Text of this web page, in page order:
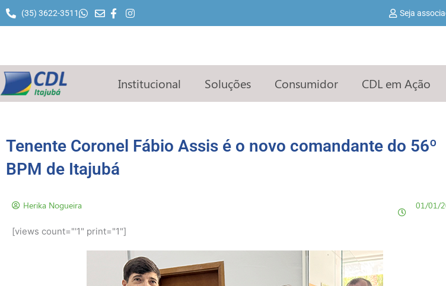
para
(35) 3622-3511 Seja
Institucional Soluções Consumidor CDL em Ação
Tenente Coronel Fábio Assis é o novo comandante do 56º
BPM de Itajubá
Herika Nogueira
[views count="'1" print="1"]
01/01/